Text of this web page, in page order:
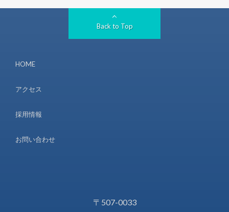
Back to Top
HOME
アクセス
採用情報
お問い合わせ
〒507-0033